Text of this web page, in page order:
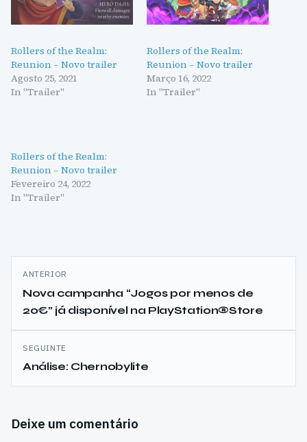
Rollers of the Realm:
Reunion – Novo trailer
Agosto 25, 2021
In "Trailer"
Rollers of the Realm:
Reunion – Novo trailer
Março 16, 2022
In "Trailer"
Rollers of the Realm:
Reunion – Novo trailer
Fevereiro 24, 2022
In "Trailer"
Navegação
de
artigos
ANTERIOR
Nova campanha “Jogos por menos de
20€” já disponível na PlayStation®Store
SEGUINTE
Análise: Chernobylite
Deixe um comentário